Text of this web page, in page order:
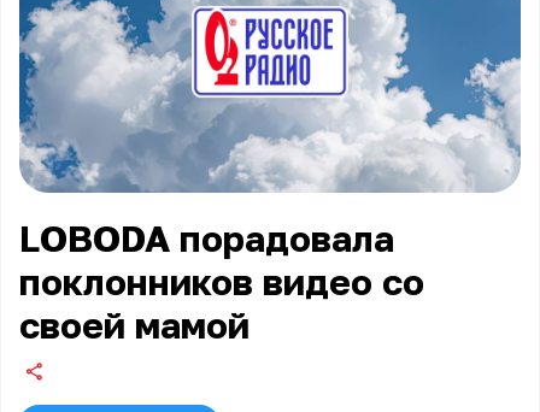
LOBODA порадовала
поклонников видео со
своей мамой